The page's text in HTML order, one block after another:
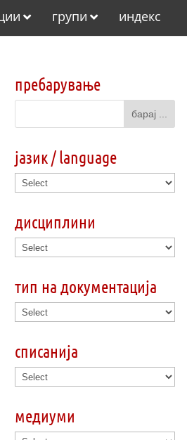
групи индекс
пребарување
јазик / language
дисциплини
тип на документација
списанија
медиуми